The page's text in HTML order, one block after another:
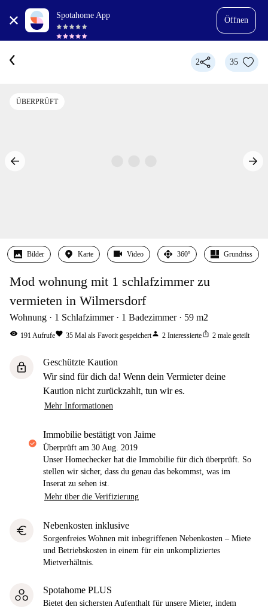
Spotahome App
Öffnen
2 35
ÜBERPRÜFT
Bilder Karte Video 360º Grundriss
Mod wohnung mit 1 schlafzimmer zu
vermieten in Wilmersdorf
Wohnung 1 Schlafzimmer 1 Badezimmer 59 m2
visibility 191Aufrufefavorite 35 Mal als Favorit gespeichertperson 2 Interessierteios_share 2 male geteilt
lock
Geschützte Kaution
Wir sind für dich da! Wenn dein Vermieter deine
Kaution nicht zurückzahlt, tun wir es.
Mehr Informationen
Immobilie bestätigt von Jaime
Überprüft am 30 Aug. 2019
Unser Homechecker hat die Immobilie für dich überprüft. So
stellen wir sicher, dass du genau das bekommst, was im
Inserat zu sehen ist.
Mehr über die Verifizierung
euro Nebenkosten inklusive
Sorgenfreies Wohnen mit inbegriffenen Nebenkosten – Miete
und Betriebskosten in einem für ein unkompliziertes
Mietverhältnis.
Spotahome PLUS
Bietet den sichersten Aufenthalt für unsere Mieter, indem